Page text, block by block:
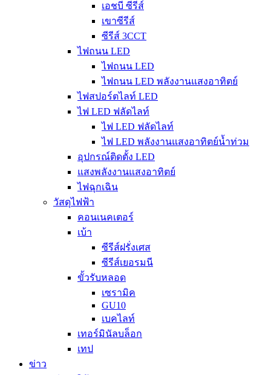
เอชบี ซีรีส์
เขาซีรีส์
ซีรีส์ 3CCT
ไฟถนน LED
ไฟถนน LED
ไฟถนน LED พลังงานแสงอาทิตย์
ไฟสปอร์ตไลท์ LED
ไฟ LED ฟลัดไลท์
ไฟ LED ฟลัดไลท์
ไฟ LED พลังงานแสงอาทิตย์น้ำท่วม
อุปกรณ์ติดตั้ง LED
แสงพลังงานแสงอาทิตย์
ไฟฉุกเฉิน
วัสดุไฟฟ้า
คอนเนคเตอร์
เบ้า
ซีรีส์ฝรั่งเศส
ซีรีส์เยอรมนี
ขั้วรับหลอด
เซรามิค
GU10
เบคไลท์
เทอร์มินัลบล็อก
เทป
ข่าว